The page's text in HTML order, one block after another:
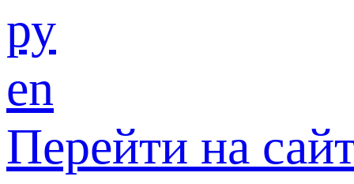
ру
en
Перейти на